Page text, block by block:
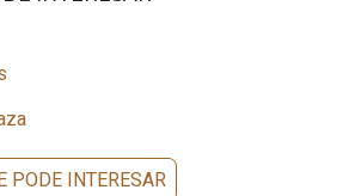
PODE INTERESAR